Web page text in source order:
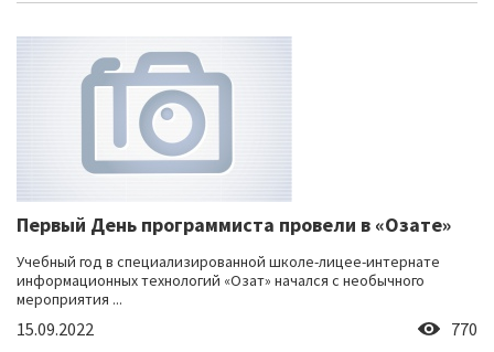
Первый День программиста провели в «Озате»
Учебный год в специализированной школе-лицее-интернате
информационных технологий «Озат» начался с необычного
мероприятия ...
15.09.2022 770